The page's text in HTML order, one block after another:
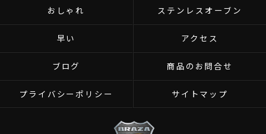
おしゃれ ステンレスオーブン
早い アクセス
ブログ 商品のお問合せ
プライバシーポリシー サイトマップ